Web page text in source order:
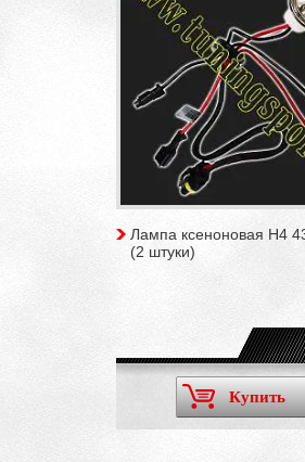
Лампа ксеноновая H4
(2 штуки)
Купить